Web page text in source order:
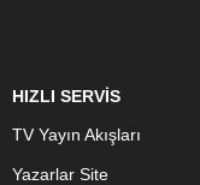
HIZLI SERVİS
TV Yayın Akışları
Yazarlar Site